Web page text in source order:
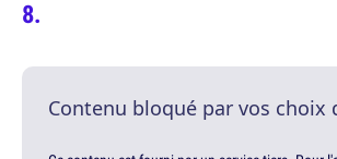
Contenu bloqué par vos choix